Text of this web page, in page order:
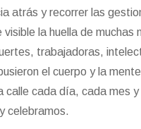
atrás y recorrer las
la huella de muchas
trabajadoras,
el cuerpo y la
calle cada día, cada mes y
celebramos.